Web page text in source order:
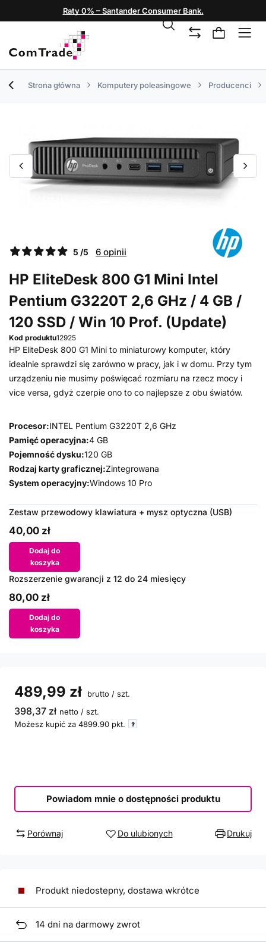
Raty 0% – Santander Consumer Bank.
Strona główna Komputery poleasingowe Producenci
5 /5 6 opinii
HP EliteDesk 800 G1 Mini Intel
Pentium G3220T 2,6 GHz / 4 GB /
120 SSD / Win 10 Prof. (Update)
Kod produktu12925
HP EliteDesk 800 G1 Mini to miniaturowy komputer, który
idealnie sprawdzi się zarówno w pracy, jak i w domu. Przy tym
urządzeniu nie musimy poświęcać rozmiaru na rzecz mocy i
vice versa, gdyż czerpie ono to co najlepsze z obu światów.
Procesor:INTEL Pentium G3220T 2,6 GHz
Pamięć operacyjna:4 GB
Pojemność dysku:120 GB
Rodzaj karty graficznej:Zintegrowana
System operacyjny:Windows 10 Pro
Zestaw przewodowy klawiatura + mysz optyczna (USB)
40,00 zł
Dodaj do
koszyka
Rozszerzenie gwarancji z 12 do 24 miesięcy
80,00 zł
Dodaj do
koszyka
489,99 zł brutto / szt.
398,37 zł netto / szt.
Możesz kupić za 4899.90 pkt.
Powiadom mnie o dostępności produktu
Porównaj Do ulubionych Drukuj
Produkt niedostepny, dostawa wkrótce
14 dni na darmowy zwrot